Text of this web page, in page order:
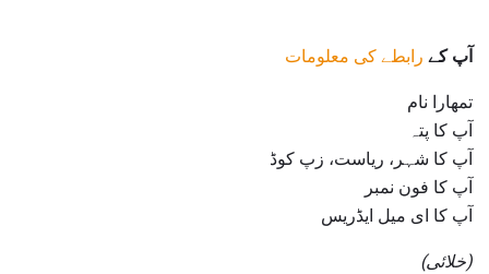
آپ کے رابطے کی معلومات
تمھارا نام
آپ کا پتہ
آپ کا شہر، ریاست، زپ کوڈ
آپ کا فون نمبر
آپ کا ای میل ایڈریس
(خلائی)